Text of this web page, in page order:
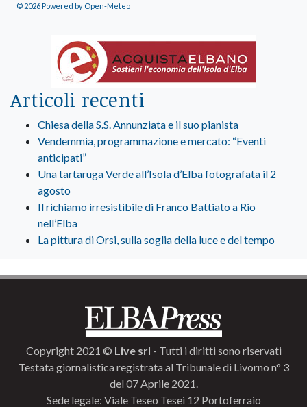
© 2026 Powered by Open-Meteo
Articoli recenti
Chiesa della S.S. Annunziata e il suo pianista
Vendemmia, programmazione e mercato: “Eventi
anticipati”
Una tartaruga Verde all’Isola d’Elba fotografata il 2
agosto
Il richiamo irresistibile di Franco Battiato a Rio
nell’Elba
La pittura di Orsi, sulla soglia della luce e del tempo
Copyright 2021 © Live srl - Tutti i diritti sono riservati
Testata giornalistica registrata al Tribunale di Livorno n° 3
del 07 Aprile 2021.
Sede legale: Viale Teseo Tesei 12 Portoferraio